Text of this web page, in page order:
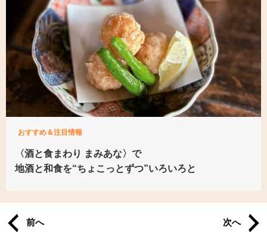
おすすめ＆注目情報
〈酒と食まわり まみあな〉で
地酒と和食を“ちょこっとずつ”いろいろと
前へ 次へ